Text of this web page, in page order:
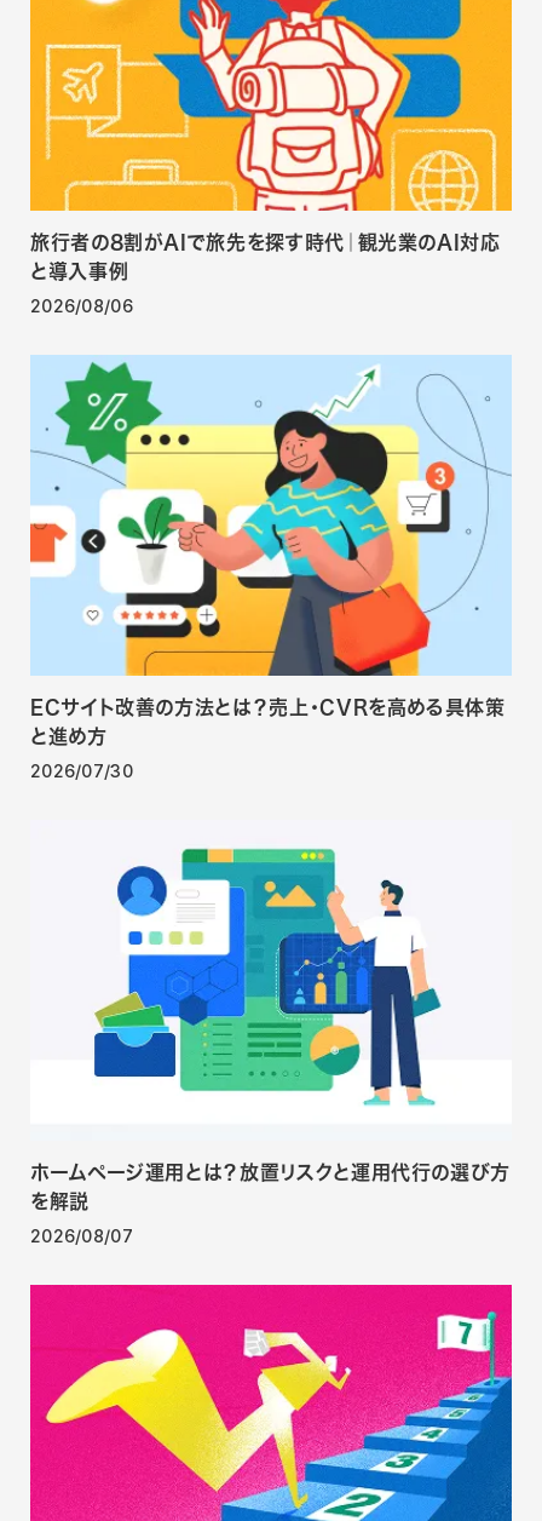
旅行者の8割がAIで旅先を探す時代｜観光業のAI対応
と導入事例
2026/08/06
ECサイト改善の方法とは？売上・CVRを高める具体策
と進め方
2026/07/30
ホームページ運用とは？放置リスクと運用代行の選び方
を解説
2026/08/07